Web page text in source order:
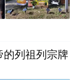
列祖列宗牌